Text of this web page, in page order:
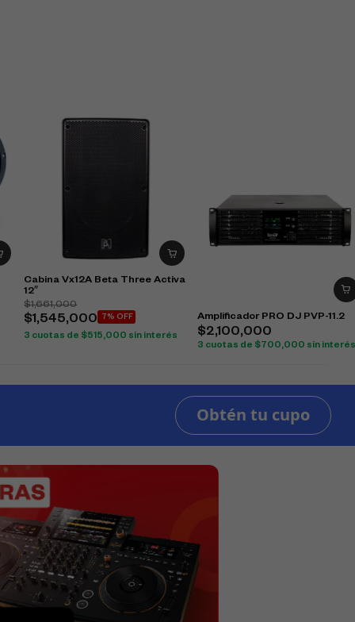
Cabina Vx12A Beta Three Activa
12″
$1,661,000
$1,545,000 7% OFF
3 cuotas de $515,000 sin interés
Amplificador PRO DJ PVP-11.2
$2,100,000
3 cuotas de $ 700,000 sin